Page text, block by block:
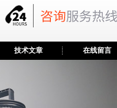
技术文章 在线留言